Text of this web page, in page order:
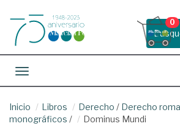
0
Toggle navigation
Inicio Libros Derecho / Derecho
monográficos / Dominus Mundi